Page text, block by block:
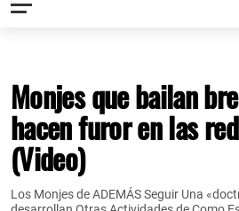
Monjes que bailan
hacen furor en las
(Video)
Los Monjes de ADEMÁS Seguir Una